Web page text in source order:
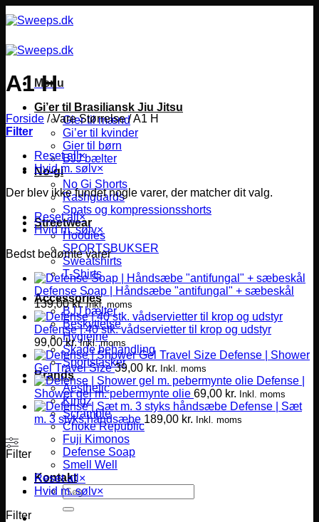
til
Menu
Gi’er til Brasiliansk Jiu Jitsu
Gier til mænd
Gi’er til kvinder
Gier til børn
BJJ bælter
No-gi
No Gi Shorts
Rashguards
Spats og kompressionsshorts
Streetwear
Hoodies
SPORTSBUKSER
Sweatshirts
T-Shirts
Accessories
BJJ bælter
Beskyttelse
Hygiejne
Skade behandling
Sportstasker
Brands
Aesthetic
Kingz
Scramble
Choke Republic
Fuji Kimonos
Defense Soap
Smell Well
Kontakt
Søg
efter:
A1 H
Forside /Vare Størrelse/A1 H
Filter
Reset all×
Hvid m. sølv×
Der blev ikke fundet nogle varer, der matcher dit valg.
Reset all×
Hvid m. sølv×
Bedst bedømte varer
Defense Soap | Håndsæbe "antifungal" + sæbeskål
139,00kr. Inkl. moms
Defense | 40 stk. vådservietter til krop og udstyr
99,00kr. Inkl. moms
Defense | Shower
Gel Travel Size 39,00 kr. Inkl. moms
Defense |
Shower gel m. pebermynte olie 69,00 kr. Inkl. moms
Defense | Sæt
m. 3 styks håndsæbe 189,00 kr. Inkl. moms
Filter
Reset all ×
Hvid m. sølv×
Filter